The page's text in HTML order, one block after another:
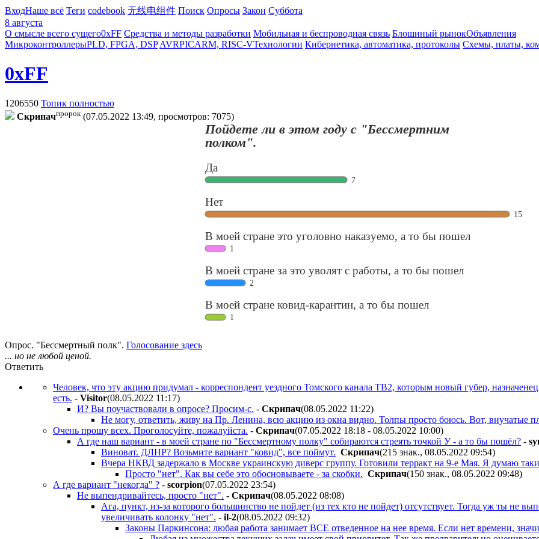
ВходНаше всё Теги codebook 无线电组件 Поиск Опросы Закон Суббота
8 августа
О смысле всего сущего0xFF Средства и методы разработки Мобильная и беспроводная связь Блошиный рынокОбъявления
МикроконтроллерыPLD, FPGA, DSP AVRPICARM, RISC-VТехнологии Кибернетика, автоматика, протоколы Схемы, платы,
0xFF
1206550 Топик полностью
Cкpипaчпророк (07.05.2022 13:49, просмотров: 7075)
Опрос. "Бессмертный полк". Голосование здесь
... но не любой ценой.
Ответить
Человек, что эту акцию придумал - корреспондент уездного Томского канала ТВ2, которым новый губер,
есть. - Visitor(08.05.2022 11:17)
И? Вы поучаствовали в опросе? Просим-с. - Cкpипaч(08.05.2022 11:22)
Не могу, ответить, живу на Пр. Ленина, всю акцию из окна видно. Толпы просто боюсь. Вот, внучатые
Очень прошу всех. Проголосуйте, пожалуйста. - Cкpипaч(07.05.2022 18:18 - 08.05.2022 10:00)
А где наш вариант - в моей стране по "Бессмертному полку" собираются стреять точкой У - а то бы пошёл? -
Виноват. ДЛНР? Возьмите вариант "ковид", все поймут. Cкpипaч(215 знак., 08.05.2022 09:54)
Вчера НКВД задержало в Москве украинскую диверс группу. Готовили терракт на 9-е Мая. Я думаю
Просто "нет". Как вы себе это обосновываете - за скобки. Cкpипaч(150 знак., 08.05.2022 09:48)
А где вариант "некогда" ? - scorpion(07.05.2022 23:54)
Не выпендривайтесь, просто "нет". - Cкpипaч(08.05.2022 08:08)
Ага, пункт, из-за которого большинство не пойдет (из тех кто не пойдет) отсутствует. Тогда уж ты не
увеличивать колонку "нет". - il-2(08.05.2022 09:32)
Законы Паркинсона: любая работа занимает ВСЕ отведенное на нее время. Если нет времени,